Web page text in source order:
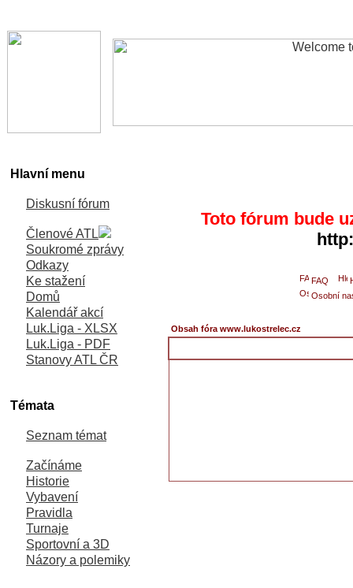
Hlavní menu
Diskusní fórum
Členové ATL
Soukromé zprávy
Odkazy
Ke stažení
Domů
Kalendář akcí
Luk.Liga - XLSX
Luk.Liga - PDF
Stanovy ATL ČR
Témata
Seznam témat
Začínáme
Historie
Vybavení
Pravidla
Turnaje
Sportovní a 3D
Názory a polemiky
Toto fórum bude
FAQ
Osobní
Obsah fóra www.lukostrelec.cz